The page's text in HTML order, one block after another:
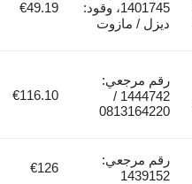
1401745، وقود:
ديزل / مازوت
€49.19
رقم مرجعي:
1444742 /
0813164220
€116.10
رقم مرجعي:
1439152
€126